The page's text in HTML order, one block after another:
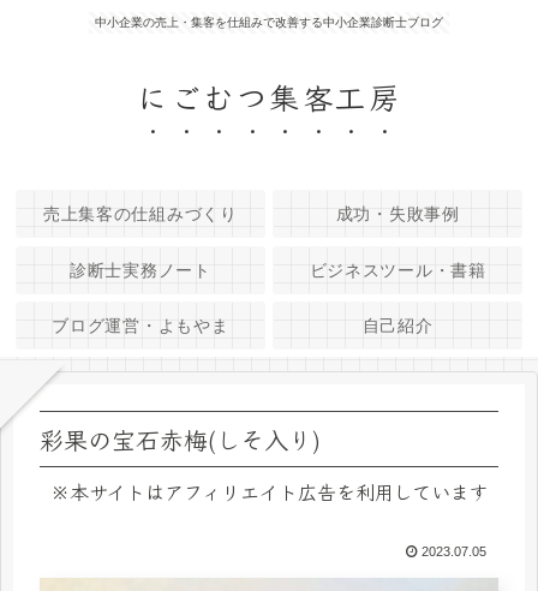
中小企業の売上・集客を仕組みで改善する中小企業診断士ブログ
にごむつ集客工房
売上集客の仕組みづくり 成功・失敗事例
診断士実務ノート ビジネスツール・書籍
ブログ運営・よもやま 自己紹介
彩果の宝石赤梅(しそ入り)
※本サイトはアフィリエイト広告を利用しています
2023.07.05